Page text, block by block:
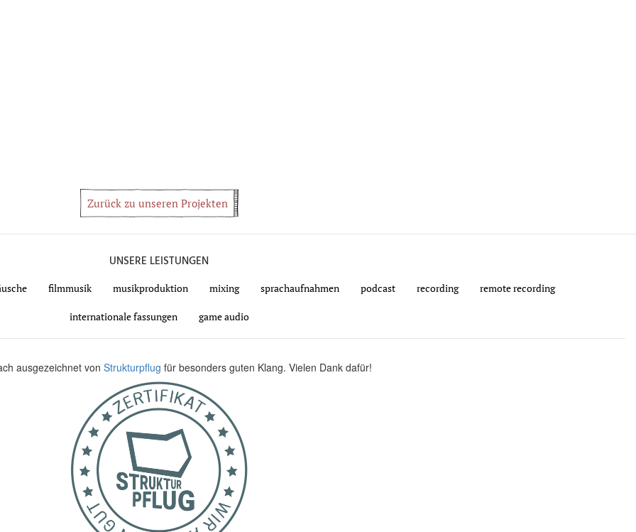
Zurück zu unseren Projekten
UNSERE LEISTUNGEN
filmmusik musikproduktion mixing sprachaufnahmen podcast recording remote recording
internationale fassungen game audio
ausgezeichnet von Strukturpflug für besonders guten Klang. Vielen Dank dafür!